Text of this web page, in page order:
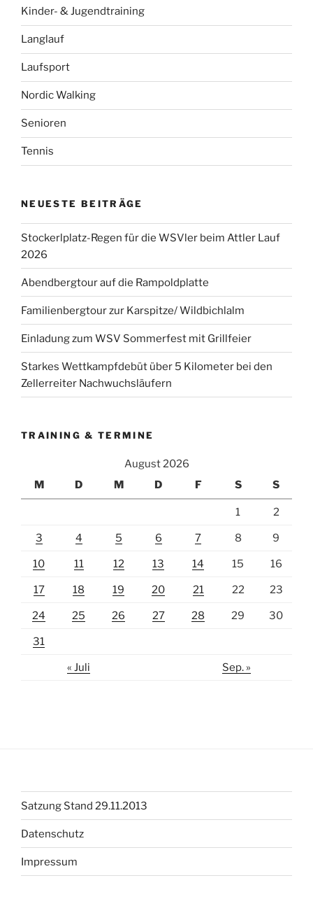
Kinder- & Jugendtraining
Langlauf
Laufsport
Nordic Walking
Senioren
Tennis
NEUESTE BEITRÄGE
Stockerlplatz-Regen für die WSVler beim Attler Lauf
2026
Abendbergtour auf die Rampoldplatte
Familienbergtour zur Karspitze/ Wildbichlalm
Einladung zum WSV Sommerfest mit Grillfeier
Starkes Wettkampfdebüt über 5 Kilometer bei den
Zellerreiter Nachwuchsläufern
TRAINING & TERMINE
August 2026
M
D M D F S S
1 2
3 4 5 6 7 8 9
10 11 12 13 14 15 16
17 18 19 20 21 22 23
24 25 26 27 28 29 30
31
« Juli Sep. »
Satzung Stand 29.11.2013
Datenschutz
Impressum